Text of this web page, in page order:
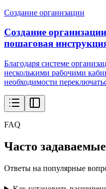
Создание организации
Создание
пошаговая
Благодаря системе
несколькими рабочими
необходимости
FAQ
Часто
Ответы на популярные